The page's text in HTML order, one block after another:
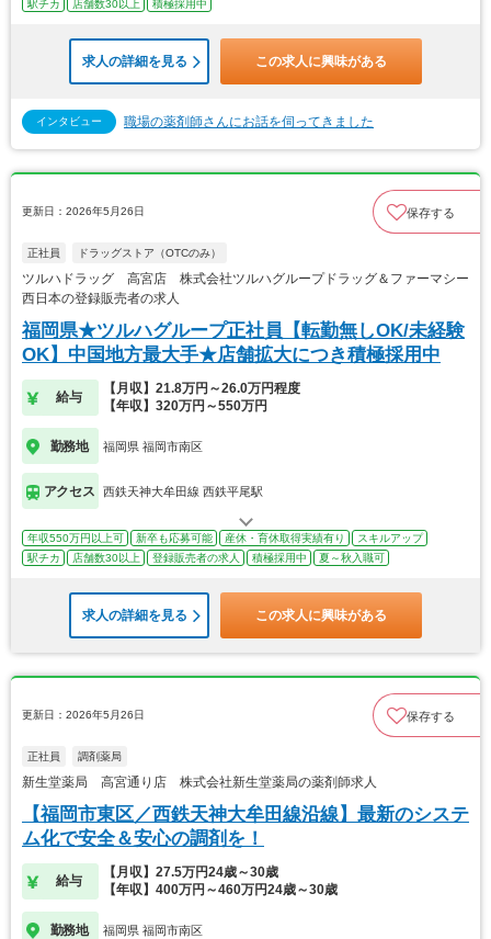
駅チカ
店舗数30以上 積極採用中
求人の詳細を見る この求人に興味がある
インタビュー 職場の薬剤師さんにお話を伺ってきました
更新日：2026年5月26日 保存する
正社員 ドラッグストア（OTCのみ）
ツルハドラッグ 高宮店 株式会社ツルハグループドラッグ＆ファーマシー
西日本の登録販売者の求人
福岡県★ツルハグループ正社員【転勤無しOK/未経験
OK】中国地方最大手★店舗拡大につき積極採用中
給与
【月収】21.8万円～26.0万円程度
【年収】320万円～550万円
勤務地 福岡県 福岡市南区
アクセス 西鉄天神大牟田線 西鉄平尾駅
年収550万円以上可 新卒も応募可能 産休・育休取得実績有り
スキルアップ
駅チカ
店舗数30以上 登録販売者の求人 積極採用中 夏～秋入職可
求人の詳細を見る この求人に興味がある
更新日：2026年5月26日 保存する
正社員 調剤薬局
新生堂薬局 高宮通り店 株式会社新生堂薬局の薬剤師求人
【福岡市東区／西鉄天神大牟田線沿線】最新のシステ
ム化で安全＆安心の調剤を！
給与
【月収】27.5万円24歳～30歳
【年収】400万円～460万円24歳～30歳
勤務地 福岡県 福岡市南区